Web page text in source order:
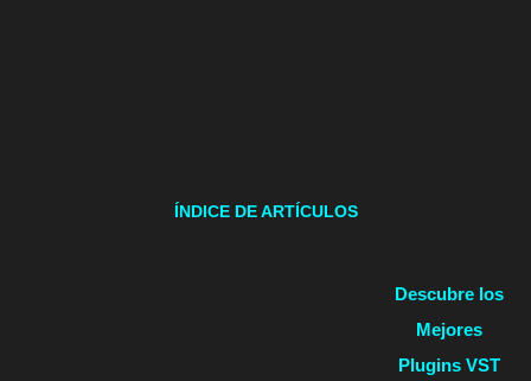
ÍNDICE DE ARTÍCULOS
Descubre los
Mejores
Plugins VST